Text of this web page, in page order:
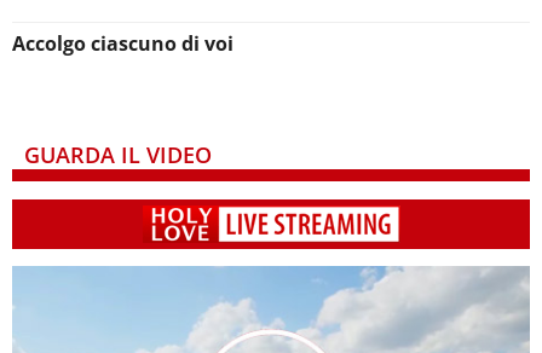
Accolgo ciascuno di voi
GUARDA IL VIDEO